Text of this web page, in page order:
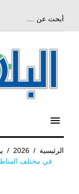
menu
الرئيسية /
2026
/